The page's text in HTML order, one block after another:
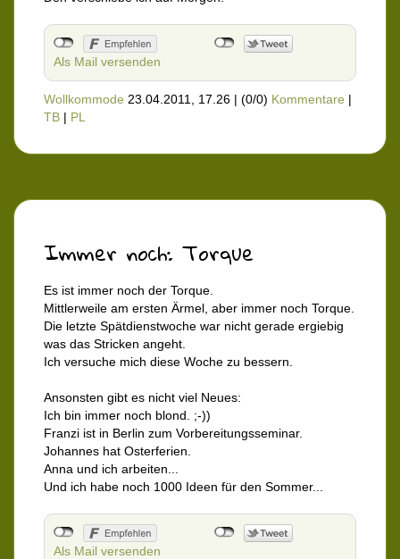
Als Mail versenden
Wollkommode 23.04.2011, 17.26 | (0/0) Kommentare |
TB | PL
Immer noch: Torque
Es ist immer noch der Torque.
Mittlerweile am ersten Ärmel, aber immer noch Torque.
Die letzte Spätdienstwoche war nicht gerade ergiebig
was das Stricken angeht.
Ich versuche mich diese Woche zu bessern.
Ansonsten gibt es nicht viel Neues:
Ich bin immer noch blond. ;-))
Franzi ist in Berlin zum Vorbereitungsseminar.
Johannes hat Osterferien.
Anna und ich arbeiten...
Und ich habe noch 1000 Ideen für den Sommer...
Als Mail versenden